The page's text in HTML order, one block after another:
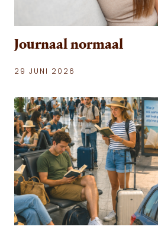
Journaal normaal
29 JUNI 2026